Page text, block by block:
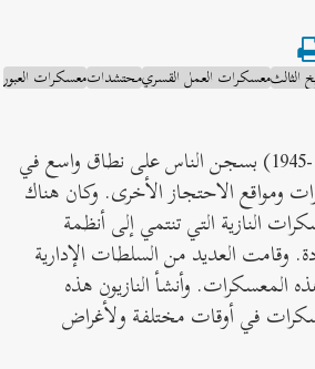
الثالثمعسكرات العمل القسريمحتشداتمعسكرات العبور
قامت ألمانيا النازية (1933-1945) بسجن الناس على نطاق واسع في
الاحتجاز الأخرى. وكان هناك
النازية التي تنتمي إلى أنظمة
العديد من السلطات الإدارية
المعسكرات. وأنشأ النازيون هذه
في أوقات مختلفة ولأغراض